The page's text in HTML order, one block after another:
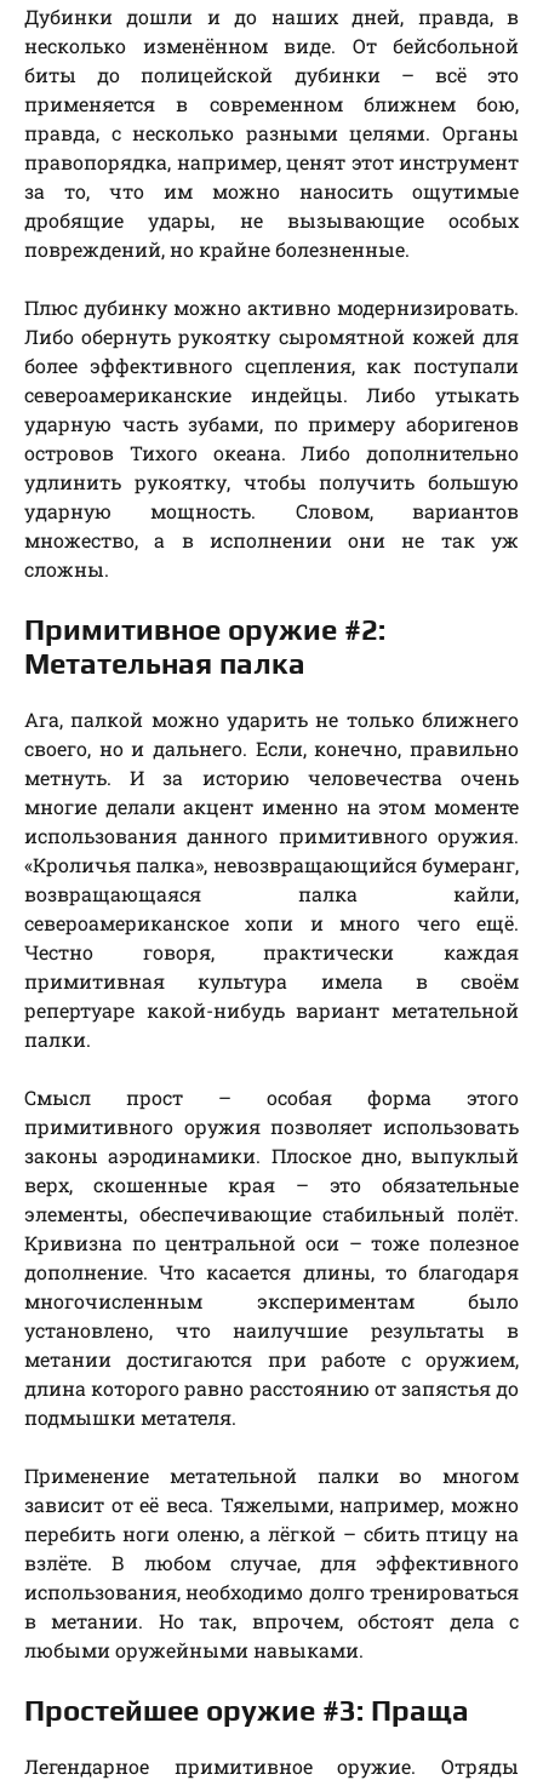
Дубинки дошли и до наших дней, правда, в
несколько изменённом виде. От бейсбольной
биты до полицейской дубинки – всё это
применяется в современном ближнем бою,
правда, с несколько разными целями. Органы
правопорядка, например, ценят этот инструмент
за то, что им можно наносить ощутимые
дробящие удары, не вызывающие особых
повреждений, но крайне болезненные.
Плюс дубинку можно активно модернизировать.
Либо обернуть рукоятку сыромятной кожей для
более эффективного сцепления, как поступали
североамериканские индейцы. Либо утыкать
ударную часть зубами, по примеру аборигенов
островов Тихого океана. Либо дополнительно
удлинить рукоятку, чтобы получить большую
ударную мощность. Словом, вариантов
множество, а в исполнении они не так уж
сложны.
Примитивное оружие #2:
Метательная палка
Ага, палкой можно ударить не только ближнего
своего, но и дальнего. Если, конечно, правильно
метнуть. И за историю человечества очень
многие делали акцент именно на этом моменте
использования данного примитивного оружия.
«Кроличья палка», невозвращающийся бумеранг,
возвращающаяся палка кайли,
североамериканское хопи и много чего ещё.
Честно говоря, практически каждая
примитивная культура имела в своём
репертуаре какой-нибудь вариант метательной
палки.
Смысл прост – особая форма этого
примитивного оружия позволяет использовать
законы аэродинамики. Плоское дно, выпуклый
верх, скошенные края – это обязательные
элементы, обеспечивающие стабильный полёт.
Кривизна по центральной оси – тоже полезное
дополнение. Что касается длины, то благодаря
многочисленным экспериментам было
установлено, что наилучшие результаты в
метании достигаются при работе с оружием,
длина которого равно расстоянию от запястья до
подмышки метателя.
Применение метательной палки во многом
зависит от её веса. Тяжелыми, например, можно
перебить ноги оленю, а лёгкой – сбить птицу на
взлёте. В любом случае, для эффективного
использования, необходимо долго тренироваться
в метании. Но так, впрочем, обстоят дела с
любыми оружейными навыками.
Простейшее оружие #3: Праща
Легендарное примитивное оружие. Отряды